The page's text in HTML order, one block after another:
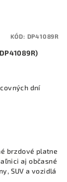
dní
brzdové platne
aj občasné
SUV a vozidlá
KÓD: DP41089R